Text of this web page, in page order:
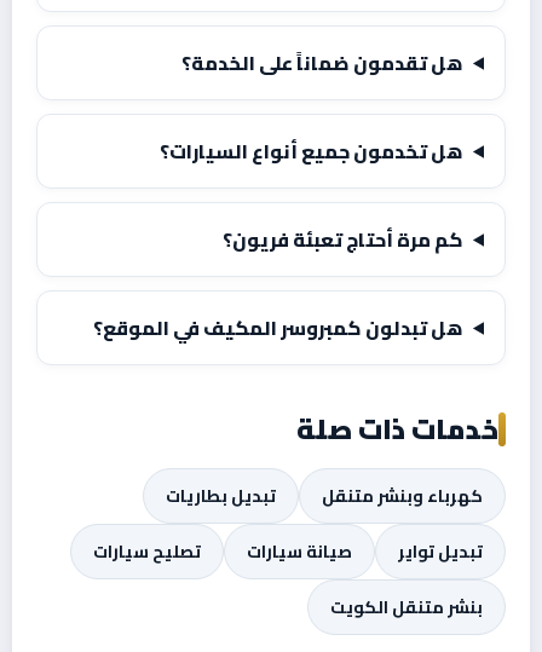
هل تقدمون ضماناً على الخدمة؟
هل تخدمون جميع أنواع السيارات؟
كم مرة أحتاج تعبئة فريون؟
هل تبدلون كمبروسر المكيف في الموقع؟
خدمات ذات صلة
كهرباء وبنشر متنقل
تبديل بطاريات
تبديل تواير
صيانة سيارات
تصليح سيارات
بنشر متنقل الكويت